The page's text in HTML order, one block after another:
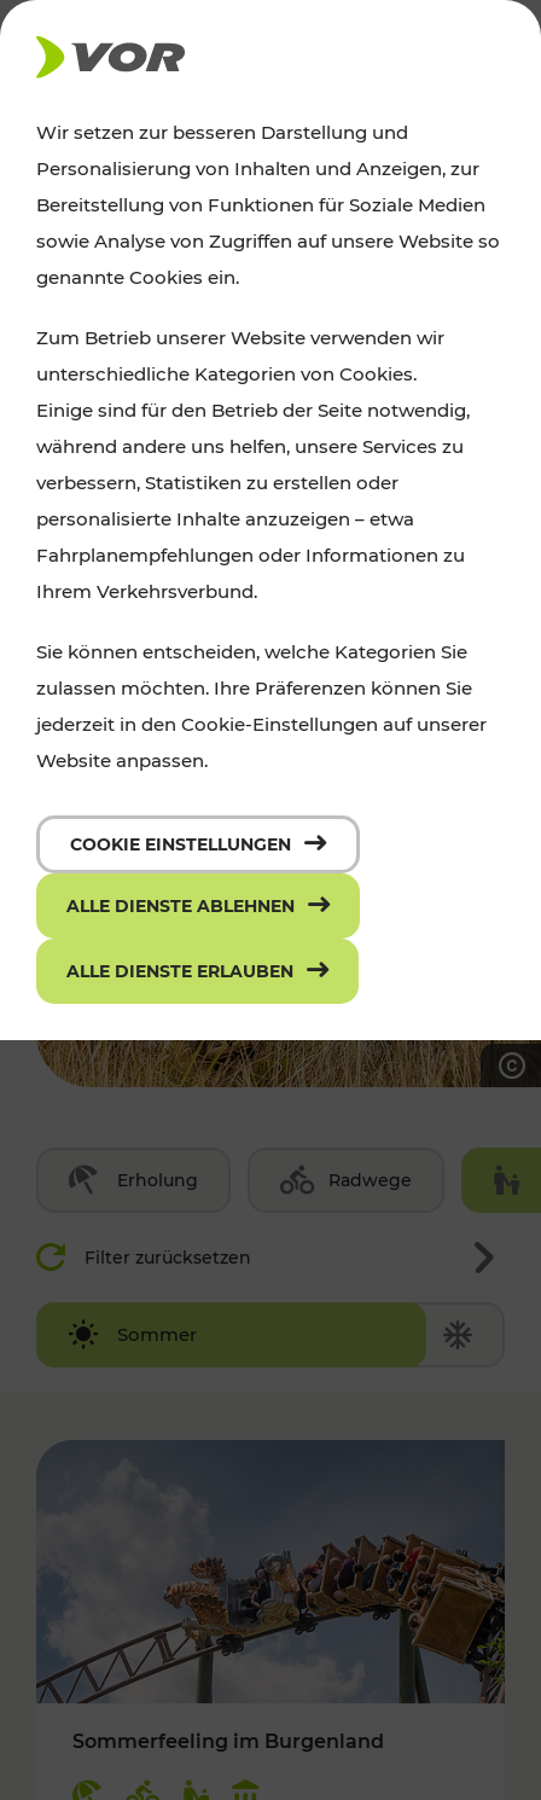
AKTUELLES
Ausflugstipps
Wien, Niederösterreich und das Burgenland
Wanderungen, Kultur und Gastronomie,
Radtouren oder purer Naturgenuss – viele
Attraktionen sind mit den Ticket- und Fahrplan-
Angeboten des VOR gut und schnell erreichbar.
Erholung Radwege
Filter zurücksetzen
Sommer
Winter
Sommerfeeling im Burgenland
Wir setzen zur besseren Darstellung und
Personalisierung von Inhalten und Anzeigen, zur
Bereitstellung von Funktionen für Soziale Medien
sowie Analyse von Zugriffen auf unsere Website so
genannte Cookies ein.
Zum Betrieb unserer Website verwenden wir
unterschiedliche Kategorien von Cookies.
Einige sind für den Betrieb der Seite notwendig,
während andere uns helfen, unsere Services zu
verbessern, Statistiken zu erstellen oder
personalisierte Inhalte anzuzeigen – etwa
Fahrplanempfehlungen oder Informationen zu
Ihrem Verkehrsverbund.
Sie können entscheiden, welche Kategorien Sie
zulassen möchten. Ihre Präferenzen können Sie
jederzeit in den Cookie-Einstellungen auf unserer
Website anpassen.
COOKIE EINSTELLUNGEN
ALLE DIENSTE ABLEHNEN
ALLE DIENSTE ERLAUBEN